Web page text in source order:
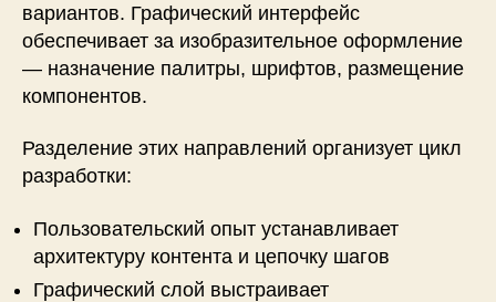
вариантов. Графический интерфейс
обеспечивает за изобразительное оформление
— назначение палитры, шрифтов, размещение
компонентов.
Разделение этих направлений организует цикл
разработки:
Пользовательский опыт устанавливает
архитектуру контента и цепочку шагов
Графический слой выстраивает